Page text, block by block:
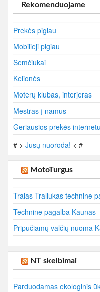
Rekomenduojame
Prekės pigiau
Mobilieji pigiau
Semčiukai
Kelionės
Moterų klubas, interjeras
Mestras į namus
Geriausios prekės internetu
# > Jūsų nuoroda! < #
MotoTurgus
Tralas Traliukas technine
Technine pagalba Kaunas
Pripučiamų valčių nuoma
NT skelbimai
Parduodamas ekologinis